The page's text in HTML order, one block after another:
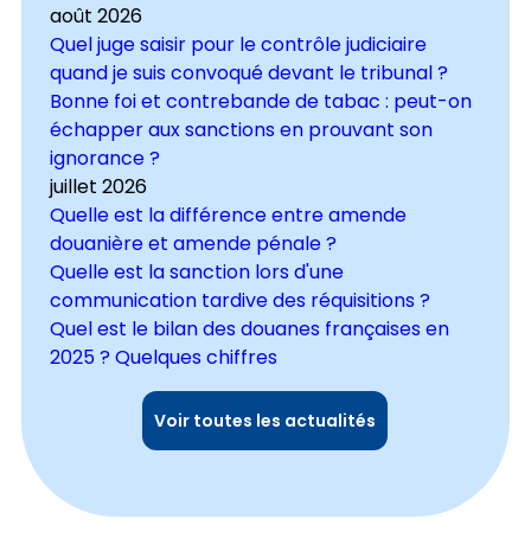
août 2026
Quel juge saisir pour le contrôle judiciaire
quand je suis convoqué devant le tribunal ?
Bonne foi et contrebande de tabac : peut-on
échapper aux sanctions en prouvant son
ignorance ?
juillet 2026
Quelle est la différence entre amende
douanière et amende pénale ?
Quelle est la sanction lors d'une
communication tardive des réquisitions ?
Quel est le bilan des douanes françaises en
2025 ? Quelques chiffres
Voir toutes les actualités